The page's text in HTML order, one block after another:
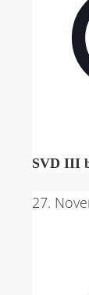
SVD III
27.